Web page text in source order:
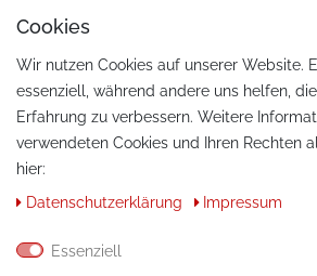
Cookies
Wir nutzen Cookies auf unserer Website.
essenziell, während andere uns helfen,
Erfahrung zu verbessern. Weitere
verwendeten Cookies und Ihren Rechten
hier:
Daten­schutz­erklärung
Impressum
Essenziell